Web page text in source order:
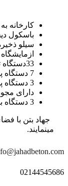
کارخانه به وسعت
باسکول دیجیتال 60
سیلو ذخیره
33دستگاه تراک میکسر
7 دستگاه پمپ ثابت
3 دستگاه پمپ دکل 36-42-52 متری
دارای
3 دستگاه بچینگ لیپهر(2دستگاه 1متری و 1 دستگاه 1/2 متری با توان تولید 150 متر مکعب در ساعت)
مینمایند.
02144545686